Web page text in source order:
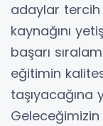
adaylar tercih
kaynağını
başarı
eğitimin
taşıyacağına